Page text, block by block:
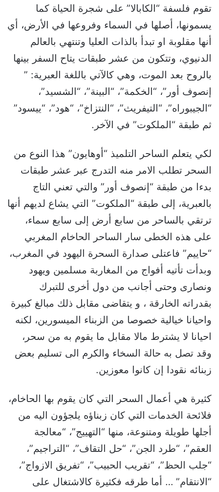
تقوم فلسفة “الكابالا” على شجرة الحياة كما
يسمونها، أصلها في السماء وفروعها في الأرض، أي
أنها مقلوبة او تبدأ بالذات العليا وتنتهي بالعالم
الدنيوي، وتتكون من عشر طبقات يتاح السفر بينها
بالروح بعد الموت، وهي كالآتي باللغة العبرية: ”
إنصوف أور”، “الخكمة”، “البينة”، “الشسيد”،
“الجيبوراه”، “التيفريث”، “النتزاخ”، “هود”، “ييسود”
ثم طبقة “الملكوت” في الآخر.
لكي يتعلم الساحر التلميذ “أوهايون” هذا النوع من
السحر تطلب الامر منه التدرج عبر عشر طبقات
بدءا من طبقة “إنصوف أور” والتي تعني التاج
بالعبرية، إلى طبقة “الملكوت” التي يشاع لديهم أنها
ترتقي بالساحر من سابع أرض إلى سابع سماء،
على هذه الخطى سار الساحر الحاخام المغربي
“حاييم” فاعتلى صدارة السحرة اليهود في المغرب،
وبدأت تأتيه أفواج من المغاربة مسلمين ويهود
ونصارى وحتى أجانب من دول أخرى للتبرك
بقدراته الخارقة ، و يتقاضى مقابل ذلك مبالغ كبيرة
واحيانا خيالية خصوصا من الزبناء الميسورين، لكنه
احيانا لا يشترط مالا مقابل ما يقوم به من سحر،
وقد تصل به حالة السخاء والكرم الى تسليم بعض
زبنائه نقودا إن كانوا معوزين.
كثيرة هي أعمال السحر التي كان يقوم بها الحاخام،
فلائحة الخدمات التي كان زبناؤه يلجؤون اليه من
أجلها طويلة ومتنوعة، منها “التهييج”، “معالجة
العقم”، “طرد الجن”، “حل التقاف”، “التراجيم”،
“جلب الحظ”، “تقريب الحبيب”، “تفريق الازواج”،
“الانتقام” … أما طرقه فكثيرة كالاشتغال على